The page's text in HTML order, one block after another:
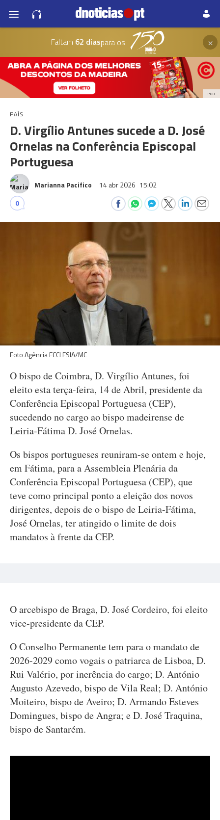
Faltam 62 diaspara os ×
PUB
PAÍS
D. Virgílio Antunes sucede a D. José
Ornelas na Conferência Episcopal
Portuguesa
Marianna Pacifico 14 abr 2026 15:02
0
Foto Agência ECCLESIA/MC
O bispo de Coimbra, D. Virgílio Antunes, foi
eleito esta terça-feira, 14 de Abril, presidente da
Conferência Episcopal Portuguesa (CEP),
sucedendo no cargo ao bispo madeirense de
Leiria-Fátima D. José Ornelas.
Os bispos portugueses reuniram-se ontem e hoje,
em Fátima, para a Assembleia Plenária da
Conferência Episcopal Portuguesa (CEP), que
teve como principal ponto a eleição dos novos
dirigentes, depois de o bispo de Leiria-Fátima,
José Ornelas, ter atingido o limite de dois
mandatos à frente da CEP.
O arcebispo de Braga, D. José Cordeiro, foi eleito
vice-presidente da CEP.
O Conselho Permanente tem para o mandato de
2026-2029 como vogais o patriarca de Lisboa, D.
Rui Valério, por inerência do cargo; D. António
Augusto Azevedo, bispo de Vila Real; D. António
Moiteiro, bispo de Aveiro; D. Armando Esteves
Domingues, bispo de Angra; e D. José Traquina,
bispo de Santarém.